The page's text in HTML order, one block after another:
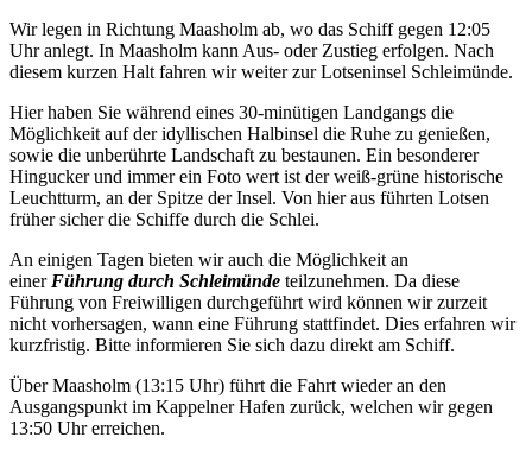
Wir legen in Richtung Maasholm ab, wo das Schiff gegen 12:05
Uhr anlegt. In Maasholm kann Aus- oder Zustieg erfolgen. Nach
diesem kurzen Halt fahren wir weiter zur Lotseninsel Schleimünde.
Hier haben Sie während eines 30-minütigen Landgangs die
Möglichkeit auf der idyllischen Halbinsel die Ruhe zu genießen,
sowie die unberührte Landschaft zu bestaunen. Ein besonderer
Hingucker und immer ein Foto wert ist der weiß-grüne historische
Leuchtturm, an der Spitze der Insel. Von hier aus führten Lotsen
früher sicher die Schiffe durch die Schlei.
An einigen Tagen bieten wir auch die Möglichkeit an
einer Führung durch Schleimünde teilzunehmen. Da diese
Führung von Freiwilligen durchgeführt wird können wir zurzeit
nicht vorhersagen, wann eine Führung stattfindet. Dies erfahren wir
kurzfristig. Bitte informieren Sie sich dazu direkt am Schiff.
Über Maasholm (13:15 Uhr) führt die Fahrt wieder an den
Ausgangspunkt im Kappelner Hafen zurück, welchen wir gegen
13:50 Uhr erreichen.